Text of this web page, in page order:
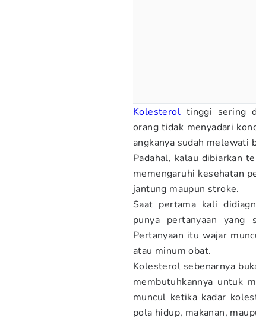
Kolesterol tinggi sering
orang tidak menyadari
angkanya sudah melewati
Padahal, kalau dibiarkan
memengaruhi kesehatan
jantung maupun stroke.
Saat pertama kali
punya pertanyaan
Pertanyaan itu wajar
atau minum obat.
Kolesterol sebenarnya
membutuhkannya untuk
muncul ketika kadar
pola hidup, makanan,